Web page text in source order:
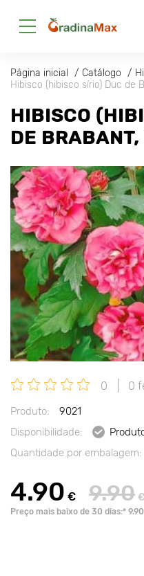
Página inicial Catálogo
Hibisco (hibisco sírio) Duc de
HIBISCO
DE
0 0
Produto:
9021
Disponibilidade:
Quantidade por embalagem:
4.90 € 9.90 €
Preço mais baixo de 30 dias:*